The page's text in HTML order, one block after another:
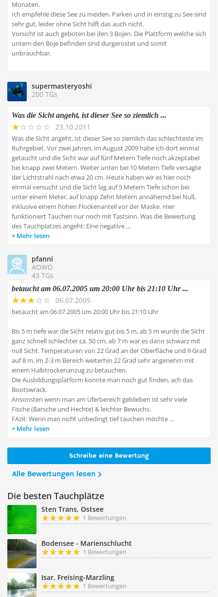
Monaten.
Ich empfehle diese See zu meiden. Parken und in einstig zu See sind
sehr gut, leider ohne Sicht hilft das auch nicht.
Vorsicht ist auch geboten bei den 3 Bojen. Die Plattform welche sich
untern den Boje befinden sind durgerostet und somit
unbrauchbar.
supermasteryoshi
200 TGs
Was die Sicht angeht, ist dieser See so ziemlich ...
23.10.2011
Was die Sicht angeht, ist dieser See so ziemlich das schlechteste im
Ruhrgebiet. Vor zwei Jahren, im August 2009 habe ich dort einmal
getaucht und die Sicht war auf fünf Metern Tiefe noch akzeptabel
bei knapp zwei Metern. Weiter unten bei 10 Metern Tiefe versagte
der Lichtstrahl nach etwa 20 cm. Heute haben wir es hier noch
einmal versucht und die Sicht lag auf 5 Metern Tiefe schon bei
unter einem Meter, auf knapp Zehn Metern annähernd bei Null,
inklusive einem hohen Flockenanteil vor der Maske. Hier
funktioniert Tauchen nur noch mit Tastsinn. Was die Bewertung
des Tauchplatzes angeht: Eine negative ...
Mehr lesen
pfanni
AOWD
43 TGs
betaucht am 06.07.2005 um 20:00 Uhr bis 21:10 Uhr ...
06.07.2005
betaucht am 06.07.2005 um 20:00 Uhr bis 21:10 Uhr
Bis 5 m tiefe war die Sicht relativ gut bis 5 m, ab 5 m wurde die Sicht
ganz schnell schlechter ca. 50 cm, ab 7 m war es dann schwarz mit
null Sicht. Temperaturen von 22 Grad an der Oberfläche und 9 Grad
auf 8 m, im 2-3 m Bereich weiterhin 22 Grad sehr angenehm mit
einem Halbtrockenanzug zu betauchen.
Die Ausbildungsplatform konnte man noch gut finden, ach das
Bootswrack.
Ansonsten wenn man am Uferbereich geblieben ist sehr viele
Fische (Barsche und Hechte) & leichter Bewuchs.
FAzit: Wenn man nicht unbedingt tief tauchen möchte ...
Mehr lesen
Schreibe eine Bewertung
Alle Bewertungen lesen
Die besten Tauchplätze
Sten Trans, Ostsee
1 Bewertungen
Bodensee - Marienschlucht
1 Bewertungen
Isar, Freising-Marzling
1 Bewertungen